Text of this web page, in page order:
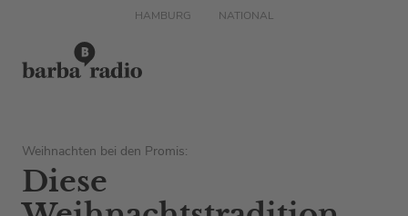
HAMBURG NATIONAL
Weihnachten bei den Promis:
Diese